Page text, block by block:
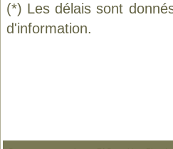
(*) Les délais sont
d'information.